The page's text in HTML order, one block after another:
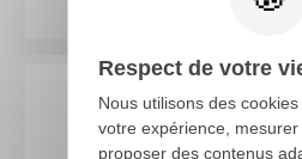
Respect de votre
Nous utilisons des
votre expérience,
proposer des contenus